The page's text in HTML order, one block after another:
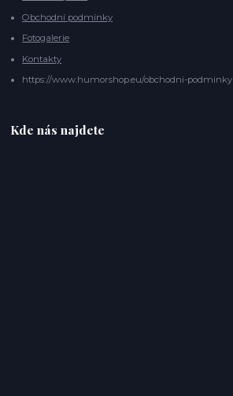
Obchodní podmínky
Fotogalerie
Kontakty
https://www.humorshop.eu/obchodni-podminky
Kde nás najdete